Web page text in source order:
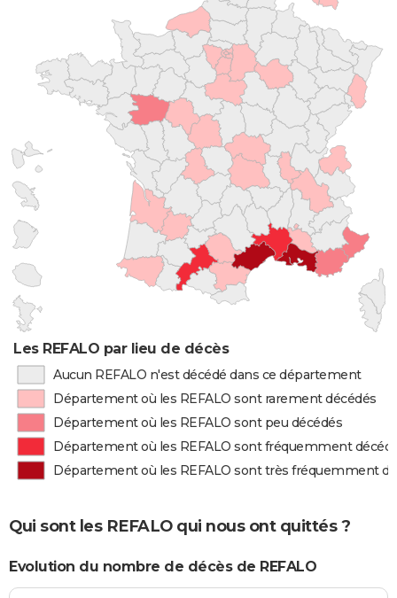
Les REFALO par lieu de décès
Aucun REFALO n'est décédé dans ce département
Département où les REFALO sont rarement décédés
Département où les REFALO sont peu décédés
Département où les REFALO sont fréquemment
Département où les REFALO sont très fréquemment
Qui sont les REFALO qui nous ont quittés ?
Evolution du nombre de décès de REFALO